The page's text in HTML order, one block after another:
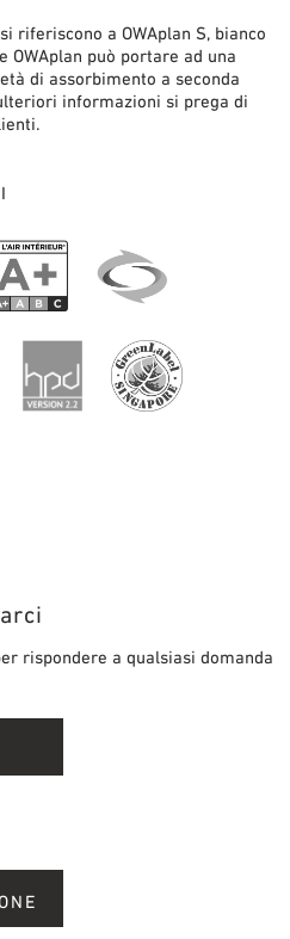
riferiscono a OWAplan S, bianco
OWAplan può portare ad una
di assorbimento a seconda
informazioni si prega di
rispondere a qualsiasi domanda